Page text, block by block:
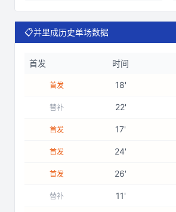
📋并里成历史单场数据
首发 时间
首发 18'
替补 22'
首发 17'
首发 24'
首发 26'
替补 11'